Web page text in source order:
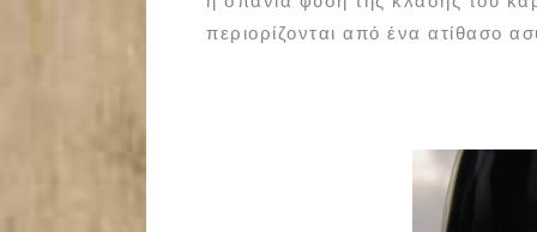
περιορίζονται από ένα ατίθασο